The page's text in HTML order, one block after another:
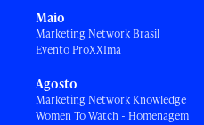
Maio
Marketing Network Brasil
Evento ProXXIma
Agosto
Marketing Network Knowledge
Women To Watch - Homenagem